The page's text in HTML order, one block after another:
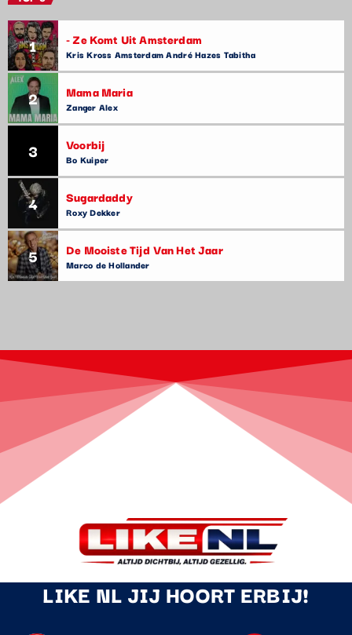
1 - Ze Komt Uit Amsterdam
Kris Kross Amsterdam André Hazes Tabitha
2 Mama Maria
Zanger Alex
3 Voorbij
Bo Kuiper
4 Sugardaddy
Roxy Dekker
5 De Mooiste Tijd Van Het Jaar
Marco de Hollander
LIKE NL JIJ HOORT ERBIJ!